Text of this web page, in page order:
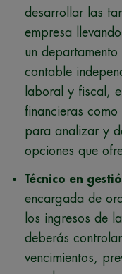
desarrollar las
empresa
un
contable
laboral y fiscal,
financieras
para analizar y
opciones que
Técnico en
encargada de
los ingresos de
deberás
vencimientos,